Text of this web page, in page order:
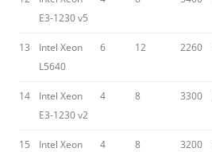
E3-1230 v5
13
Intel Xeon
L5640
6 12 2260
14
Intel Xeon
E3-1230 v2
4 8 3300
15
Intel Xeon
4 8 3200